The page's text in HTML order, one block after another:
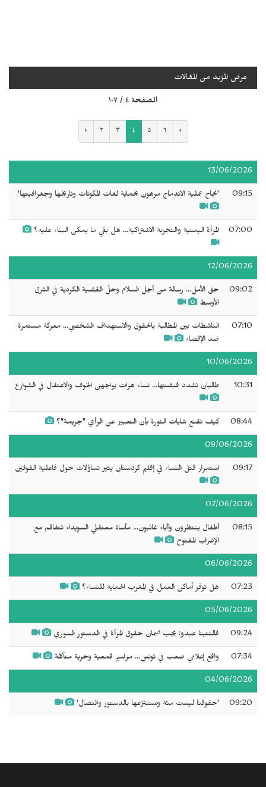
عرض المزيد من المقالات
الصفحة ٤ / ١٠٧
‹ ٢ ٣ ٤ ٥ ٦ ›
13/06/2026
09:15 'نجاح عملية الاندماج مرهون بحماية لغات المكونات وتاريخها وجغرافيتها'
07:00 المرأة اليمنية والتجربة الاشتراكية... هل بقي ما يمكن البناء عليه؟
12/06/2026
09:02
حق الأمل... رسالة من أجل السلام وحلّ القضية الكردية في الشرق
الأوسط
07:10
الناشطات بين المطالبة بالحقوق والاستهداف الشخصي... معركة مستمرة
ضد الإقصاء
10/06/2026
10:31 طالبان تشدد قبضتها... نساء هرات يواجهن الخوف والاعتقال في الشوارع
08:44 كيف نقنع شابات الثورة بأن التعبير عن الرأي "جريمة"؟
09/06/2026
09:17 استمرار قتل النساء في إقليم كردستان يثير تساؤلات حول فاعلية القوانين
07/06/2026
08:15
أطفال ينتظرون وآباء غائبون... مأساة معتقلي السويداء تتفاقم مع
الإضراب المفتوح
06/06/2026
07:23 هل توفر أماكن العمل في المغرب الحماية للنساء؟
05/06/2026
09:24 فالنتينا عبدو: يجب ضمان حقوق المرأة في الدستور السوري
07:34 واقع إعلامي صعب في تونس... مراسيم قمعية وحرية متآكلة
04/06/2026
09:20 'حقوقنا ليست منّة وسننتزعها بالدستور والنضال'